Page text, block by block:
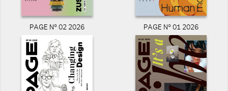
PAGE N° 02 2026 PAGE N° 01 2026